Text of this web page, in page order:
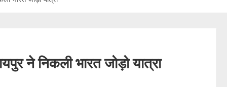
ने निकली भारत जोड़ो यात्रा